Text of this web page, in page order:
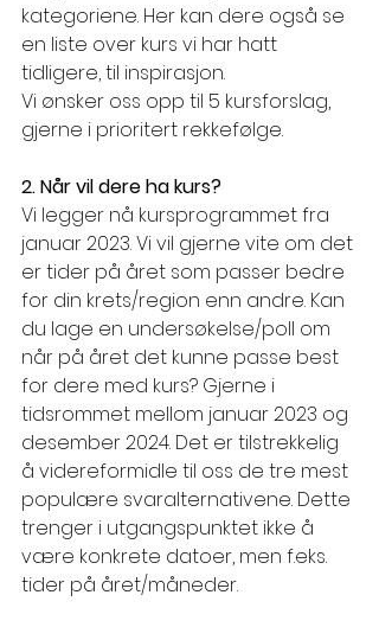
kategoriene. Her kan dere også se
en liste over kurs vi har hatt
tidligere, til inspirasjon.
Vi ønsker oss opp til 5 kursforslag,
gjerne i prioritert rekkefølge.
2. Når vil dere ha kurs?
Vi legger nå kursprogrammet fra
januar 2023. Vi vil gjerne vite om det
er tider på året som passer bedre
for din krets/region enn andre. Kan
du lage en undersøkelse/poll om
når på året det kunne passe best
for dere med kurs? Gjerne i
tidsrommet mellom januar 2023 og
desember 2024. Det er tilstrekkelig
å videreformidle til oss de tre mest
populære svaralternativene. Dette
trenger i utgangspunktet ikke å
være konkrete datoer, men f.eks.
tider på året/måneder.